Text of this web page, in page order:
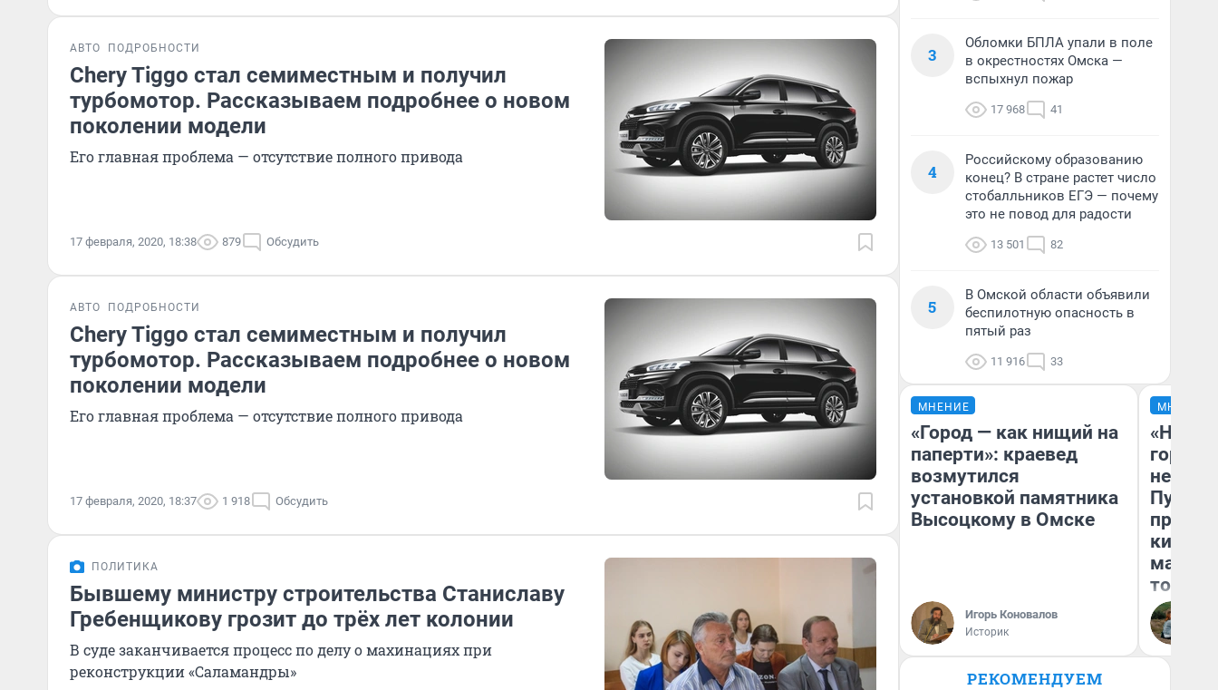
АВТО ПОДРОБНОСТИ
Chery Tiggo стал семиместным и получил
турбомотор. Рассказываем подробнее о новом
поколении модели
Его главная проблема — отсутствие полного привода
17 февраля, 2020, 18:38 879 Обсудить
АВТО ПОДРОБНОСТИ
Chery Tiggo стал семиместным и получил
турбомотор. Рассказываем подробнее о новом
поколении модели
Его главная проблема — отсутствие полного привода
17 февраля, 2020, 18:37 1 918 Обсудить
ПОЛИТИКА
Бывшему министру строительства Станиславу
Гребенщикову грозит до трёх лет колонии
В суде заканчивается процесс по делу о махинациях при
реконструкции «Саламандры»
3
Обломки БПЛА упали в поле
в окрестностях Омска —
вспыхнул пожар
17 968 41
4
Российскому образованию
конец? В стране растет число
стобалльников ЕГЭ — почему
это не повод для радости
13 501 82
5
В Омской области объявили
беспилотную опасность в
пятый раз
11 916 33
МНЕНИЕ
«Город — как нищий на
паперти»: краевед
возмутился
установкой памятника
Высоцкому в Омске
Игорь Коновалов
Историк
МНЕНИЕ
«Нет
того
РЕКОМЕНДУЕМ